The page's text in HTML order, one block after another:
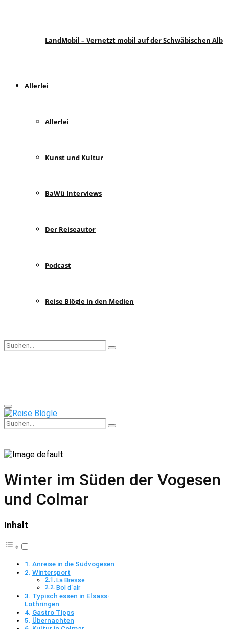
LandMobil – Vernetzt mobil auf der Schwäbischen Alb
Allerlei
Allerlei
Kunst und Kultur
BaWü Interviews
Der Reiseautor
Podcast
Reise Blögle in den Medien
Search
Search
Primary
Menu
Search
for:
Search
Winter im Süden der Vogesen
und Colmar
Inhalt
Anreise in die Südvogesen
Wintersport
La Bresse
Bol d´air
Typisch essen in Elsass-
Lothringen
Gastro Tipps
Übernachten